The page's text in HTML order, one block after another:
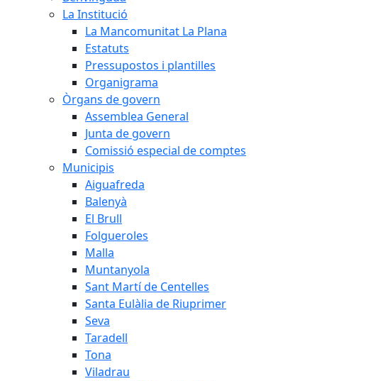
La Institució
La Mancomunitat La Plana
Estatuts
Pressupostos i plantilles
Organigrama
Òrgans de govern
Assemblea General
Junta de govern
Comissió especial de comptes
Municipis
Aiguafreda
Balenyà
El Brull
Folgueroles
Malla
Muntanyola
Sant Martí de Centelles
Santa Eulàlia de Riuprimer
Seva
Taradell
Tona
Viladrau